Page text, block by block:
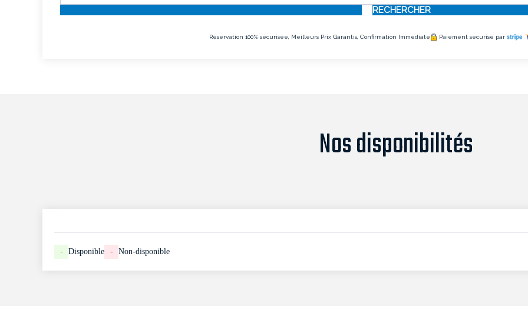
RECHERCHER
Réservation 100% sécurisée, Meilleurs Prix Garantis, Confirmation Immédiate Paiement sécurisé par
Nos disponibilités
- Disponible - Non-disponible